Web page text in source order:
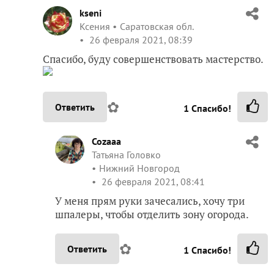
kseni
Ксения
Саратовская обл.
26 февраля 2021, 08:39
Спасибо, буду совершенствовать мастерство.
Ответить ✿ 1 Спасибо!
Cozaaa
Татьяна Головко
Нижний Новгород
26 февраля 2021, 08:41
У меня прям руки зачесались, хочу три
шпалеры, чтобы отделить зону огорода.
Ответить ✿ 1 Спасибо!